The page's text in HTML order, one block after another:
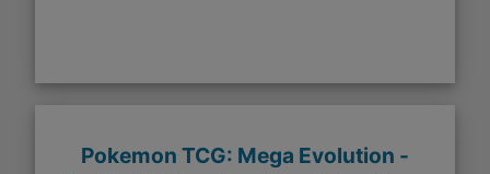
Pokemon TCG: Mega Evolution -